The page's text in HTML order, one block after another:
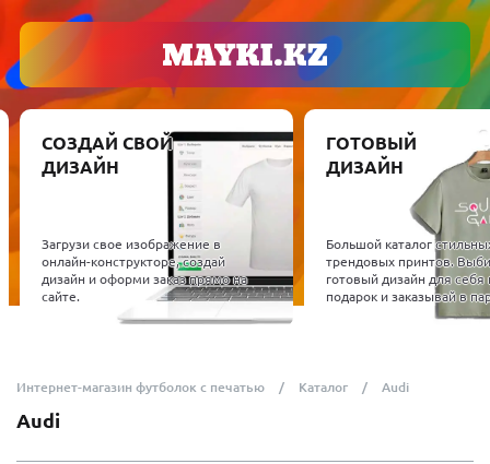
СОЗДАЙ СВОЙ
ДИЗАЙН
Загрузи свое изображение в
онлайн-конструкторе, создай
дизайн и оформи заказ прямо на
сайте.
ГОТОВЫЙ
ДИЗАЙН
Большой каталог
трендовых принтов.
готовый дизайн для себя
подарок и заказывай в
Интернет-магазин футболок с печатью Каталог Audi
Audi